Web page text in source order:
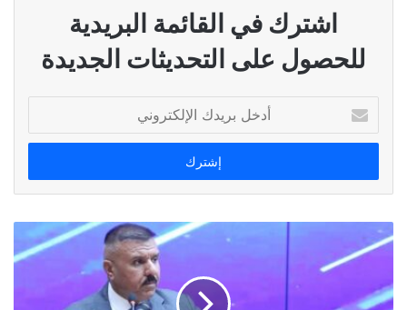
اشترك في القائمة البريدية
للحصول على التحديثات الجديدة
بريدك
الإلكتروني